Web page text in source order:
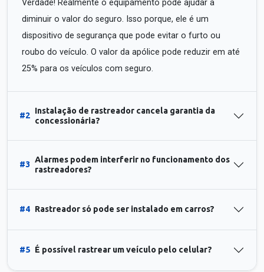
Verdade! Realmente o equipamento pode ajudar a
diminuir o valor do seguro. Isso porque, ele é um
dispositivo de segurança que pode evitar o furto ou
roubo do veículo. O valor da apólice pode reduzir em até
25% para os veículos com seguro.
#2
Instalação de rastreador cancela garantia da
concessionária?
#3
Alarmes podem interferir no funcionamento dos
rastreadores?
#4 Rastreador só pode ser instalado em carros?
#5 É possível rastrear um veículo pelo celular?